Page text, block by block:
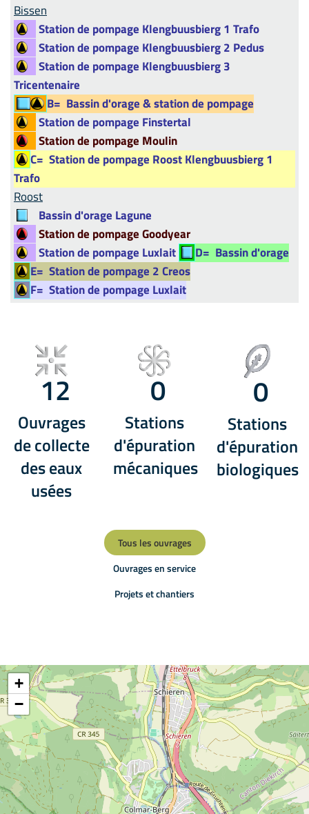
Bissen
Station de pompage Klengbuusbierg 1 Trafo
Station de pompage Klengbuusbierg 2 Pedus
Station de pompage Klengbuusbierg 3
Tricentenaire
B= Bassin d'orage & station de pompage
Station de pompage Finstertal
Station de pompage Moulin
C= Station de pompage Roost Klengbuusbierg 1
Trafo
Roost
Bassin d'orage Lagune
Station de pompage Goodyear
Station de pompage Luxlait
D= Bassin d'orage
E=
Station de pompage 2 Creos
F=
Station de pompage Luxlait
12
Ouvrages
de collecte
des eaux
usées
0
Stations
d'épuration
mécaniques
0
Stations
d'épuration
biologiques
Tous les ouvrages
Ouvrages en service
Projets et chantiers
+
−